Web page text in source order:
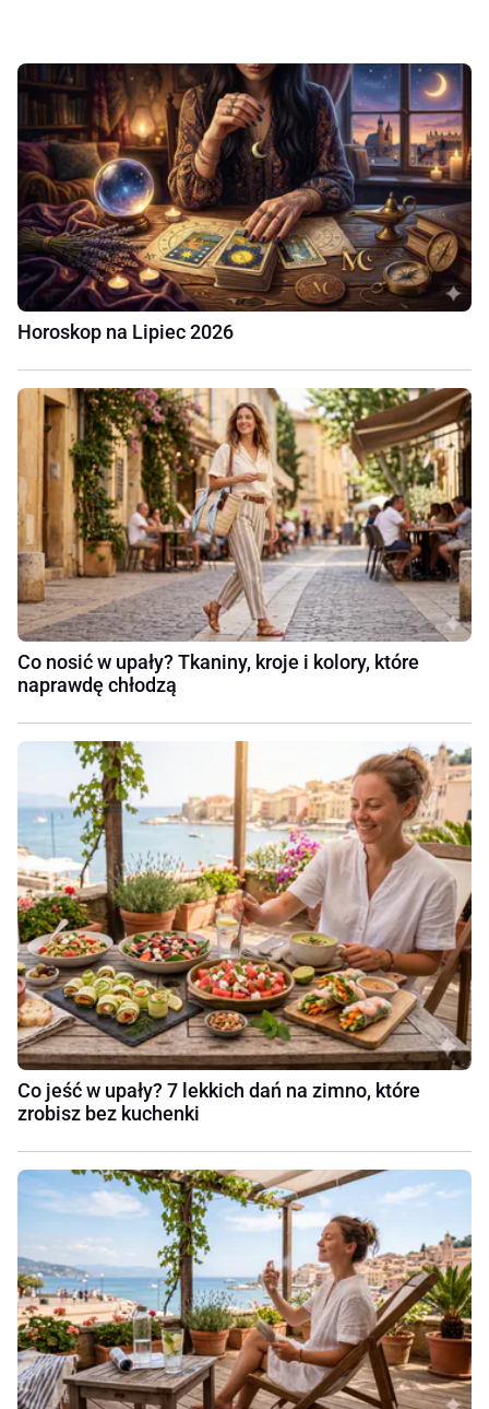
Horoskop na Lipiec 2026
Co nosić w upały? Tkaniny, kroje i kolory, które
naprawdę chłodzą
Co jeść w upały? 7 lekkich dań na zimno, które
zrobisz bez kuchenki